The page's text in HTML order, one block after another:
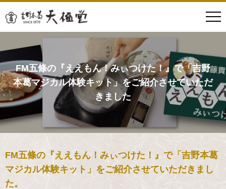
FM五條の『ええもん！みぃつけた！』で「吉野
本葛マジカル体験キット」をご紹介させていただ
きました
FM五條の『ええもん！みぃつけた！』で「吉野本葛
マジカル体験キット」をご紹介させていただきまし
た。